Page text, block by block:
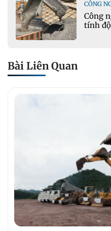
CÔNG
Công
tính
Bài Liên Quan